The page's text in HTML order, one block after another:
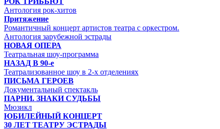
Антология рок-хитов
Притяжение
Романтичный концерт артистов театра с оркестром.
Антология зарубежной эстрады
НОВАЯ ОПЕРА
Театральная шоу-программа
НАЗАД В 90-е
Театрализованное шоу в 2-х отделениях
ПИСЬМА ГЕРОЕВ
Документальный спектакль
ПАРНИ. ЗНАКИ СУДЬБЫ
Мюзикл
ЮБИЛЕЙНЫЙ КОНЦЕРТ
30 ЛЕТ ТЕАТРУ ЭСТРАДЫ